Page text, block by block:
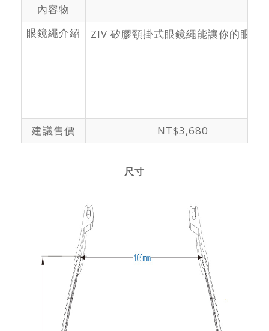
內容物
眼鏡繩介紹
ZIV 矽膠頸掛式眼鏡繩能讓你的眼鏡
建議售價 NT$3,680
尺寸